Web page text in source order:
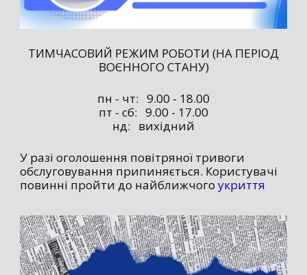
ТИМЧАСОВИЙ РЕЖИМ РОБОТИ (НА ПЕРІОД
ВОЄННОГО СТАНУ)
пн - чт: 9.00 - 18.00
пт - сб: 9.00 - 17.00
нд: вихідний
У разі оголошення повітряної тривоги
обслуговування припиняється. Користувачі
повинні пройти до найближчого укриття